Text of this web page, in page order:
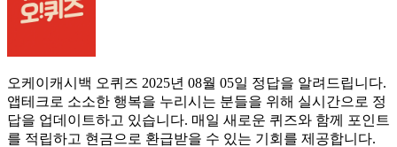
오케이캐시백 오퀴즈 2025년 08월 05일 정답을 알려드립니다.
앱테크로 소소한 행복을 누리시는 분들을 위해 실시간으로 정
답을 업데이트하고 있습니다. 매일 새로운 퀴즈와 함께 포인트
를 적립하고 현금으로 환급받을 수 있는 기회를 제공합니다.